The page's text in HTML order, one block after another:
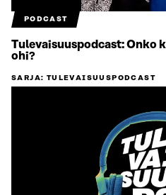
PODCAST
Tulevaisuuspodcast: Onko
ohi?
SARJA: TULEVAISUUSPODCAST